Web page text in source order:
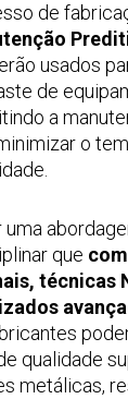
de
usados
de
a
o
uma
que
técnicas
qualidade
metálicas,